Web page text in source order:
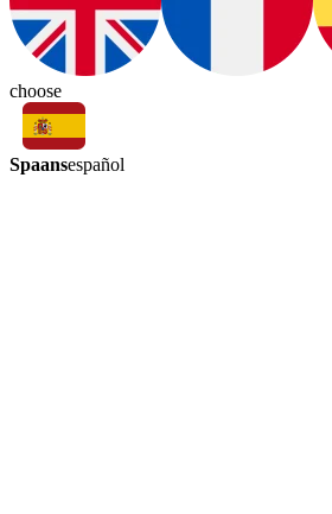
choose
Spaansespañol